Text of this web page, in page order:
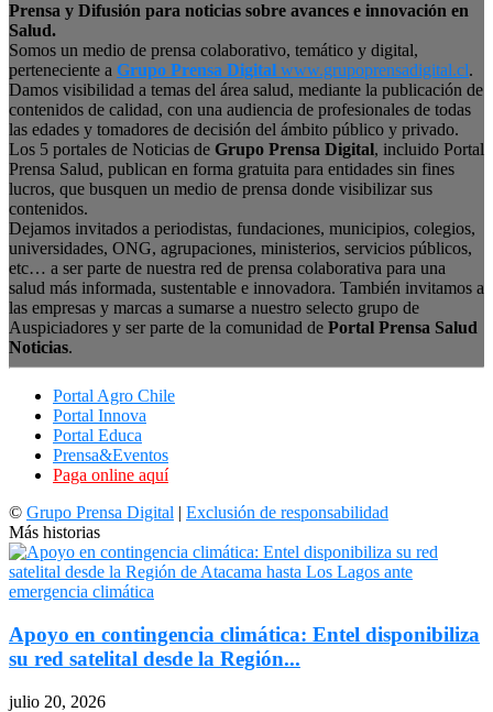
Prensa y Difusión para noticias sobre avances e innovación en
Salud.
Somos un medio de prensa colaborativo, temático y digital,
perteneciente a Grupo Prensa Digital www.grupoprensadigital.cl.
Damos visibilidad a temas del área salud, mediante la publicación de
contenidos de calidad, con una audiencia de profesionales de todas
las edades y tomadores de decisión del ámbito público y privado.
Los 5 portales de Noticias de Grupo Prensa Digital, incluido Portal
Prensa Salud, publican en forma gratuita para entidades sin fines
lucros, que busquen un medio de prensa donde visibilizar sus
contenidos.
Dejamos invitados a periodistas, fundaciones, municipios, colegios,
universidades, ONG, agrupaciones, ministerios, servicios públicos,
etc… a ser parte de nuestra red de prensa colaborativa para una
salud más informada, sustentable e innovadora. También invitamos a
las empresas y marcas a sumarse a nuestro selecto grupo de
Auspiciadores y ser parte de la comunidad de Portal Prensa Salud
Noticias.
Portal Agro Chile
Portal Innova
Portal Educa
Prensa&Eventos
Paga online aquí
© Grupo Prensa Digital | Exclusión de responsabilidad
Más historias
Apoyo en contingencia climática: Entel disponibiliza
su red satelital desde la Región...
julio 20, 2026